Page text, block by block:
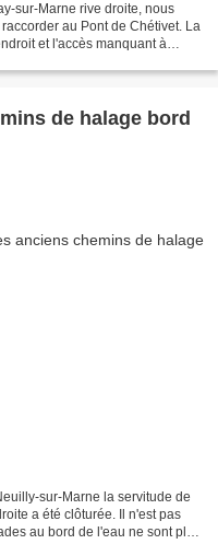
sur-Marne rive droite, nous
au Pont de Chétivet. La
et l'accès manquant à
de halage bord
sur-Marne la servitude de
a été clôturée. Il n'est pas
au bord de l'eau ne sont plus